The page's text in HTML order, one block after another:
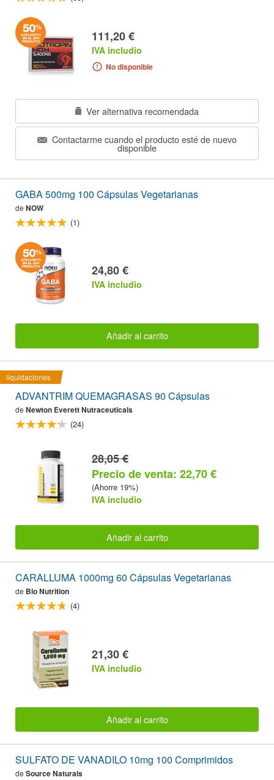
111,20 €
IVA includio
No disponible
Ver alternativa recomendada
Contactarme cuando el producto esté de nuevo
disponible
GABA 500mg 100 Cápsulas Vegetarianas
de NOW
(1)
24,80 €
IVA includio
Añadir al carrito
liquidaciones
ADVANTRIM QUEMAGRASAS 90 Cápsulas
de Newton Everett Nutraceuticals
(24)
28,05 €
Precio de venta: 22,70 €
(Ahorre 19%)
IVA includio
Añadir al carrito
CARALLUMA 1000mg 60 Cápsulas Vegetarianas
de Bio Nutrition
(4)
21,30 €
IVA includio
Añadir al carrito
SULFATO DE VANADILO 10mg 100 Comprimidos
de Source Naturals